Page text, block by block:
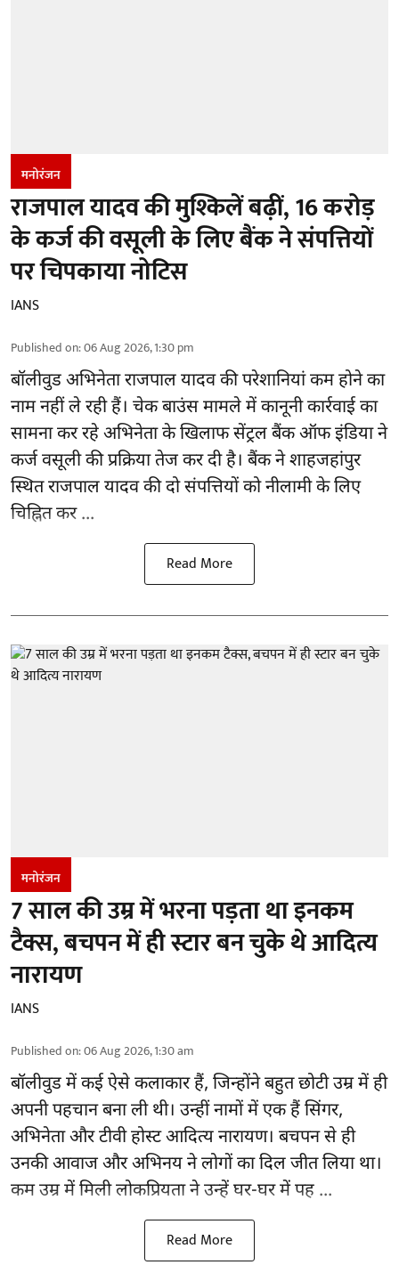
मनोरंजन
राजपाल यादव की मुश्किलें बढ़ीं, 16 करोड़
के कर्ज की वसूली के लिए बैंक ने संपत्तियों
पर चिपकाया नोटिस
IANS
Published on:06 Aug 2026, 1:30 pm
बॉलीवुडअभिनेता राजपाल यादव की परेशानियां कम होने का
नाम नहीं ले रही हैं। चेक बाउंस मामले में कानूनी कार्रवाई का
सामना कर रहे अभिनेता के खिलाफ सेंट्रल बैंक ऑफ इंडिया ने
कर्ज वसूली की प्रक्रिया तेज कर दी है। बैंक ने शाहजहांपुर
स्थित राजपाल यादव की दो संपत्तियों को नीलामी के लिए
चिह्नित कर ...
Read More
मनोरंजन
7 साल की उम्र में भरना पड़ता था इनकम
टैक्स, बचपन में ही स्टार बन चुके थे आदित्य
नारायण
IANS
Published on:06 Aug 2026, 1:30 am
बॉलीवुडमें कई ऐसे कलाकार हैं, जिन्होंने बहुत छोटी उम्र में ही
अपनी पहचान बना ली थी। उन्हीं नामों में एक हैं सिंगर,
अभिनेता और टीवी होस्ट आदित्य नारायण। बचपन से ही
उनकी आवाज और अभिनय ने लोगों का दिल जीत लिया था।
कम उम्र में मिली लोकप्रियता ने उन्हें घर-घर में पह ...
Read More